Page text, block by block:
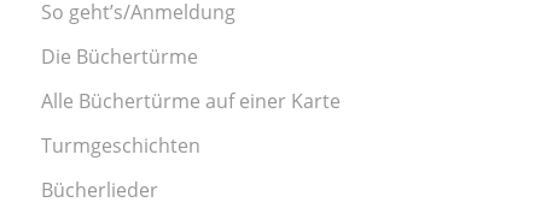
So geht’s/Anmeldung
Die Büchertürme
Alle Büchertürme auf einer Karte
Turmgeschichten
Bücherlieder